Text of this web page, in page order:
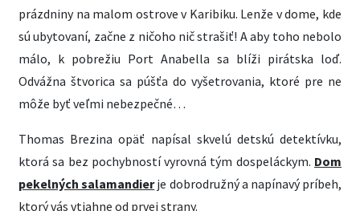
prázdniny na malom ostrove v Karibiku. Lenže v dome, kde
sú ubytovaní, začne z ničoho nič strašiť! A aby toho nebolo
málo, k pobrežiu Port Anabella sa blíži pirátska loď.
Odvážna štvorica sa púšťa do vyšetrovania, ktoré pre ne
môže byť veľmi nebezpečné…
Thomas Brezina opäť napísal skvelú detskú detektívku,
ktorá sa bez pochybností vyrovná tým dospeláckym. Dom
pekelných salamandierje dobrodružný a napínavý príbeh,
ktorý vás vtiahne od prvej strany.